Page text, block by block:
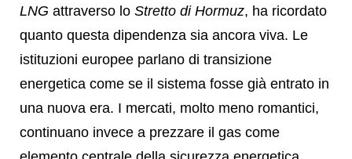
LNG attraverso lo Stretto di Hormuz, ha ricordato
quanto questa dipendenza sia ancora viva. Le
istituzioni europee parlano di transizione
energetica come se il sistema fosse già entrato in
una nuova era. I mercati, molto meno romantici,
continuano invece a prezzare il gas come